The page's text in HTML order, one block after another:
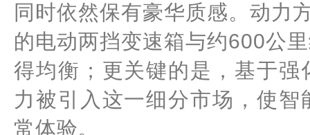
同时依然保有豪华质感。动力
的电动两挡变速箱与约600公
得均衡；更关键的是，基于
力被引入这一细分市场，使
常体验。